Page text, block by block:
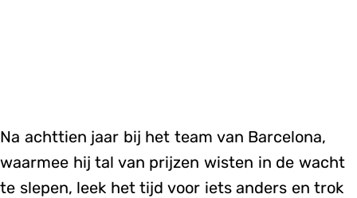
Na achttien jaar bij het team van Barcelona,
waarmee hij tal van prijzen wisten in de wacht
te slepen, leek het tijd voor iets anders en trok